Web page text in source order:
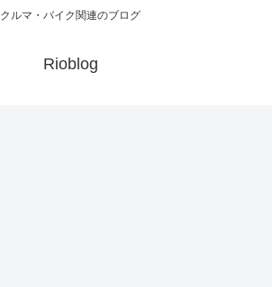
クルマ・バイク関連のブログ
Rioblog